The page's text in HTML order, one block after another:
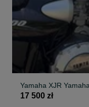
Yamaha XJR
17 500 zł